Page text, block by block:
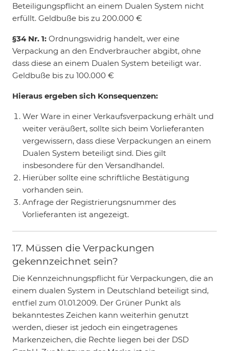
Beteiligungspflicht an einem Dualen System nicht
erfüllt. Geldbuße bis zu 200.000 €
§34 Nr. 1: Ordnungswidrig handelt, wer eine
Verpackung an den Endverbraucher abgibt, ohne
dass diese an einem Dualen System beteiligt war.
Geldbuße bis zu 100.000 €
Hieraus ergeben sich Konsequenzen:
Wer Ware in einer Verkaufsverpackung erhält und
weiter veräußert, sollte sich beim Vorlieferanten
vergewissern, dass diese Verpackungen an einem
Dualen System beteiligt sind. Dies gilt
insbesondere für den Versandhandel.
Hierüber sollte eine schriftliche Bestätigung
vorhanden sein.
Anfrage der Registrierungsnummer des
Vorlieferanten ist angezeigt.
17. Müssen die Verpackungen
gekennzeichnet sein?
Die Kennzeichnungspflicht für Verpackungen, die an
einem dualen System in Deutschland beteiligt sind,
entfiel zum 01.01.2009. Der Grüner Punkt als
bekanntestes Zeichen kann weiterhin genutzt
werden, dieser ist jedoch ein eingetragenes
Markenzeichen, die Rechte liegen bei der DSD